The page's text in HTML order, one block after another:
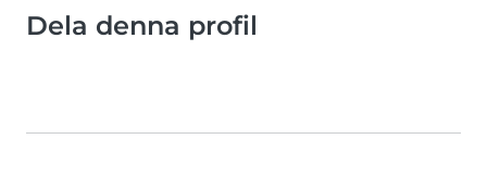
Dela denna profil